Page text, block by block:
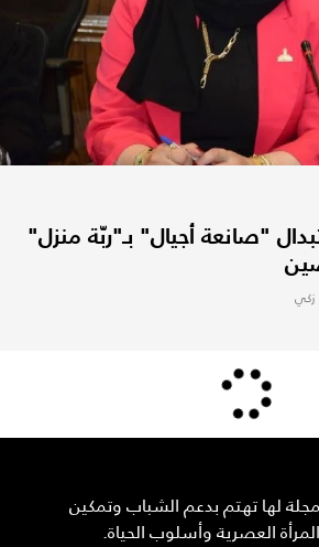
"صانعة أجيال" بـ"ربّة منزل"
زكي
مجلة لها تهتم بدعم الشباب وتمكين
المرأة العصرية وأسلوب الحياة.